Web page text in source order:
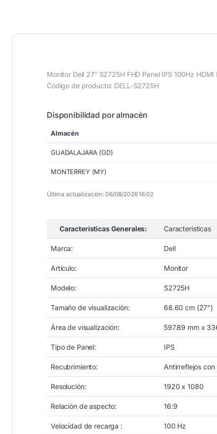
Monitor Dell 27″ S2725H FHD Panel IPS 100Hz
Código de producto: DELL-S2725H
Disponibilidad por almacén
Almacén
GUADALAJARA (GD)
MONTERREY (MY)
Última actualización: 06/08/2026 16:02
Características Generales: Características
Marca: Dell
Artículo: Monitor
Modelo: S2725H
Tamaño de visualización: 68.60 cm (27")
Área de visualización: 597.89 mm x
Tipo de Panel: IPS
Recubrimiento: Antirreflejos
Resolución: 1920 x 1080
Relación de aspecto: 16:9
Velocidad de recarga : 100 Hz